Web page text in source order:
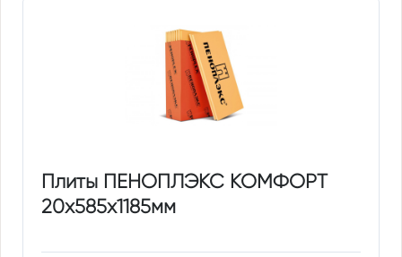
Плиты ПЕНОПЛЭКС КОМФОРТ
20х585х1185мм